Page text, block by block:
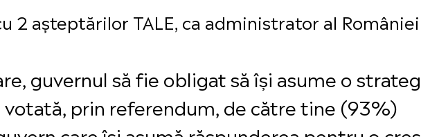
2 așteptărilor TALE, ca administrator al
guvernul să fie obligat să își asume o
prin referendum, de către tine (93%)